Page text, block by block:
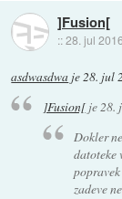
]Fusion[
::28. jul
asdwasdwa je28. jul
]Fusion[je28.
Dokler
datoteke
zadeve